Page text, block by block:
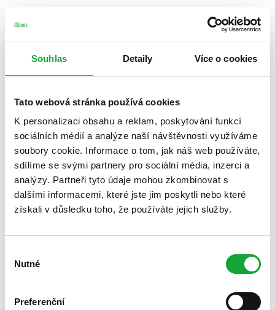
Souhlas Detaily Více o cookies
Tato webová stránka používá cookies
K personalizaci obsahu a reklam, poskytování funkcí
sociálních médií a analýze naší návštěvnosti využíváme
soubory cookie. Informace o tom, jak náš web používáte,
sdílíme se svými partnery pro sociální média, inzerci a
analýzy. Partneři tyto údaje mohou zkombinovat s
dalšími informacemi, které jste jim poskytli nebo které
získali v důsledku toho, že používáte jejich služby.
souhlasu
Nutné
Preferenční